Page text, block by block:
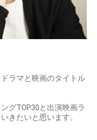
ラマと映画のタイトル
グTOP30と出演映画ラ
きたいと思います。